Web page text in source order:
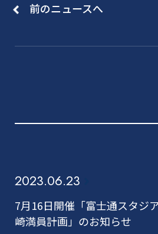
前のニュースへ
2023.06.23
7月16日開催「富士通スタジ
崎満員計画」のお知らせ